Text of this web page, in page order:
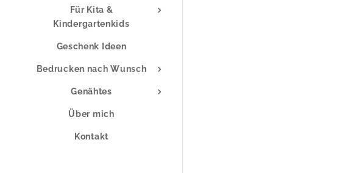
Für Kita &
Kindergartenkids
Geschenk Ideen
Bedrucken nach Wunsch
Genähtes
Über mich
Kontakt